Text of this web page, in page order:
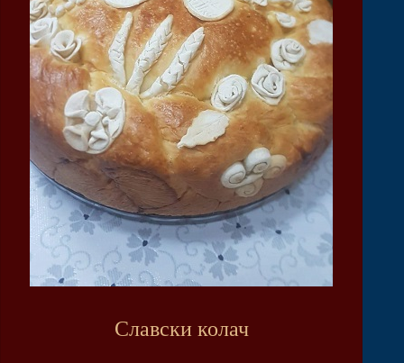
Славски колач